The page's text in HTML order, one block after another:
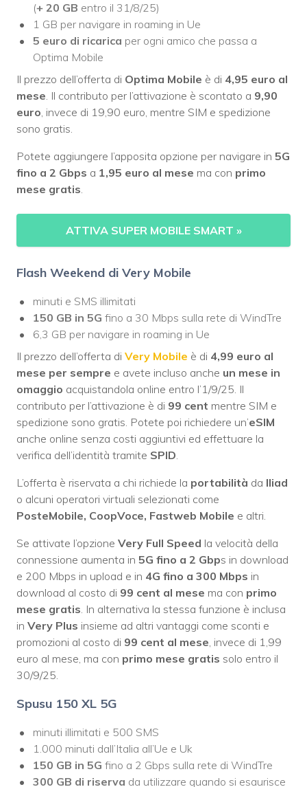
(+ 20 GB entro il 31/8/25)
1 GB per navigare in roaming in Ue
5 euro di ricarica per ogni amico che passa a
Optima Mobile
Il prezzo dell’offerta di Optima Mobile è di 4,95 euro al
mese. Il contributo per l’attivazione è scontato a 9,90
euro, invece di 19,90 euro, mentre SIM e spedizione
sono gratis.
Potete aggiungere l’apposita opzione per navigare in 5G
fino a 2 Gbps a 1,95 euro al mese ma con primo
mese gratis.
ATTIVA SUPER MOBILE SMART »
Flash Weekend di Very Mobile
minuti e SMS illimitati
150 GB in 5G fino a 30 Mbps sulla rete di WindTre
6,3 GB per navigare in roaming in Ue
Il prezzo dell’offerta di Very Mobile è di 4,99 euro al
mese per sempre e avete incluso anche un mese in
omaggio acquistandola online entro l’1/9/25. Il
contributo per l’attivazione è di 99 cent mentre SIM e
spedizione sono gratis. Potete poi richiedere un’eSIM
anche online senza costi aggiuntivi ed effettuare la
verifica dell’identità tramite SPID.
L’offerta è riservata a chi richiede la portabilità da Iliad
o alcuni operatori virtuali selezionati come
PosteMobile, CoopVoce, Fastweb Mobile e altri.
Se attivate l’opzione Very Full Speed la velocità della
connessione aumenta in 5G fino a 2 Gbps in download
e 200 Mbps in upload e in 4G fino a 300 Mbps in
download al costo di 99 cent al mese ma con primo
mese gratis. In alternativa la stessa funzione è inclusa
in Very Plus insieme ad altri vantaggi come sconti e
promozioni al costo di 99 cent al mese, invece di 1,99
euro al mese, ma con primo mese gratis solo entro il
30/9/25.
Spusu 150 XL 5G
minuti illimitati e 500 SMS
1.000 minuti dall’Italia all’Ue e Uk
150 GB in 5G fino a 2 Gbps sulla rete di WindTre
300 GB di riserva da utilizzare quando si esaurisce